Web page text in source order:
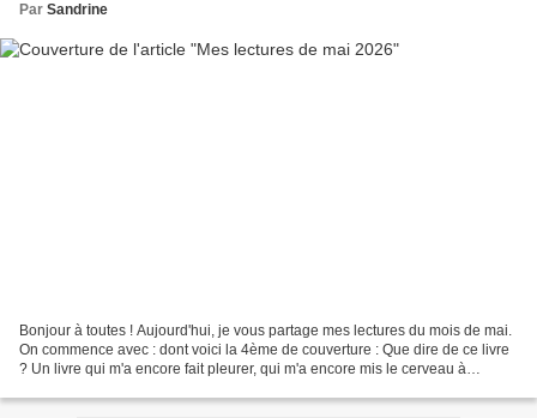
Par Sandrine
Bonjour à toutes ! Aujourd'hui, je vous partage mes lectures du mois de mai.
On commence avec : dont voici la 4ème de couverture : Que dire de ce livre
? Un livre qui m'a encore fait pleurer, qui m'a encore mis le cerveau à